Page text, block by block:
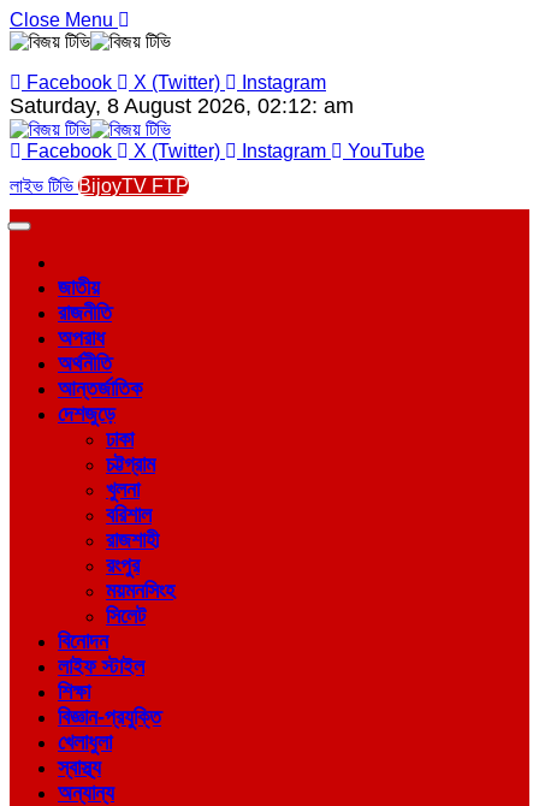
Close Menu
Facebook X (Twitter) Instagram
Saturday, 8 August 2026, 02:12: am
Facebook X (Twitter) Instagram
YouTube
লাইভ টিভি BijoyTV FTP
জাতীয়
রাজনীতি
অপরাধ
অর্থনীতি
আন্তর্জাতিক
দেশজুড়ে
ঢাকা
চট্টগ্রাম
খুলনা
বরিশাল
রাজশাহী
রংপুর
ময়মনসিংহ
সিলেট
বিনোদন
লাইফ স্টাইল
শিক্ষা
বিজ্ঞান-প্রযুক্তি
খেলাধুলা
স্বাস্থ্য
অন্যান্য